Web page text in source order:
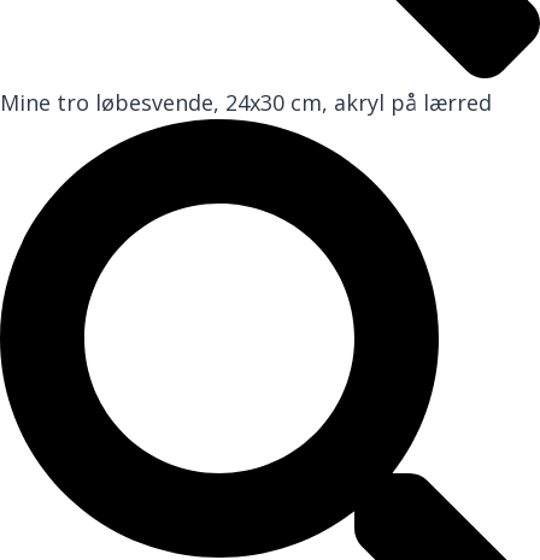
Mine tro løbesvende, 24x30 cm, akryl på lærred